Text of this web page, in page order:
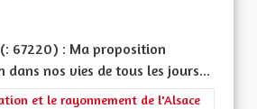
67220) : Ma proposition
dans nos vies de tous les jours...
de la catégorie : La Culture, l'Education et
et le rayonnement de l'Alsace